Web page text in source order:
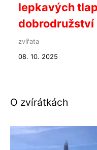
lepkavých
dobrodružství
zvířata
08. 10. 2025
O zvírátkách